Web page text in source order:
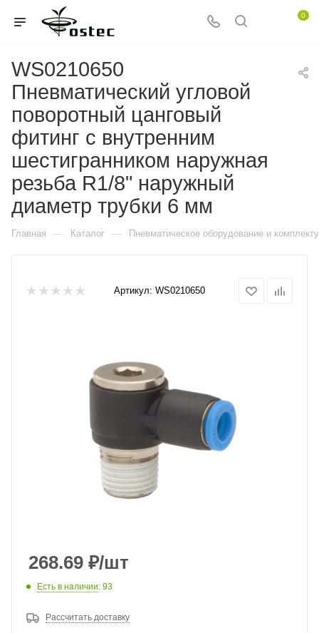
0
WS0210650
Пневматический угловой
поворотный цанговый
фитинг с внутренним
шестигранником наружная
резьба R1/8" наружный
диаметр трубки 6 мм
Главная — Каталог — Пневматическое оборудование и
Артикул: WS0210650
268.69 ₽/шт
Есть в наличии: 93
Рассчитать доставку